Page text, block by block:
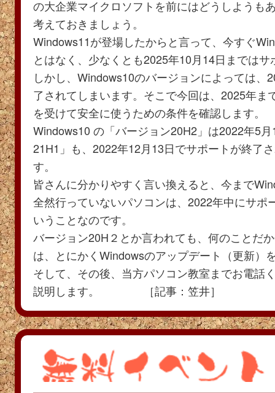
の大企業マイクロソフトを前にはどうしようも
考えておきましょう。
Windows11が登場したからと言って、今すぐ
とはなく、少なくとも2025年10月14日までは
しかし、Windows10のバージョンによっては、
了されてしまいます。そこで今回は、2025年ま
を受けて安全に使うための条件を確認します。
Windows10 の「バージョン20H2」は2022年5
21H1」も、2022年12月13日でサポートが終了
す。
皆さんに分かりやすく言い換えると、今まで
全然行っていないパソコンは、2022年中にサポ
いうことなのです。
バージョン20H２とか言われても、何のことだ
は、とにかくWindowsのアップデート（更新）
そして、その後、当方パソコン教室までお電話
説明します。 ［記事：笠井］